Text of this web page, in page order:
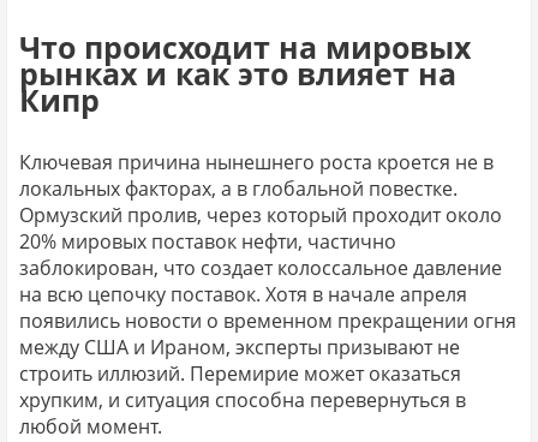
Что происходит на мировых
рынках и как это влияет на
Кипр
Ключевая причина нынешнего роста кроется не в
локальных факторах, а в глобальной повестке.
Ормузский пролив, через который проходит около
20% мировых поставок нефти, частично
заблокирован, что создает колоссальное давление
на всю цепочку поставок. Хотя в начале апреля
появились новости о временном прекращении огня
между США и Ираном, эксперты призывают не
строить иллюзий. Перемирие может оказаться
хрупким, и ситуация способна перевернуться в
любой момент.